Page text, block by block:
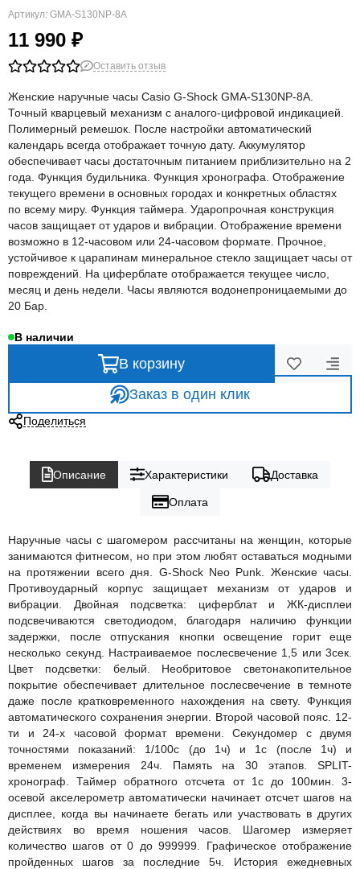
Артикул: GMA-S130NP-8A
11 990 ₽
Оставить отзыв
Женские наручные часы Casio G-Shock GMA-S130NP-8A.
Точный кварцевый механизм с аналого-цифровой индикацией.
Полимерный ремешок. После настройки автоматический
календарь всегда отображает точную дату. Аккумулятор
обеспечивает часы достаточным питанием приблизительно на 2
года. Функция будильника. Функция хронографа. Отображение
текущего времени в основных городах и конкретных областях
по всему миру. Функция таймера. Ударопрочная конструкция
часов защищает от ударов и вибрации. Отображение времени
возможно в 12-часовом или 24-часовом формате. Прочное,
устойчивое к царапинам минеральное стекло защищает часы от
повреждений. На циферблате отображается текущее число,
месяц и день недели. Часы являются водонепроницаемыми до
20 Бар.
В наличии
В корзину
Заказ в один клик
Поделиться
Описание Характеристики Доставка
Оплата
Наручные часы с шагомером рассчитаны на женщин, которые
занимаются фитнесом, но при этом любят оставаться модными
на протяжении всего дня. G-Shock Neo Punk. Женские часы.
Противоударный корпус защищает механизм от ударов и
вибрации. Двойная подcветка: циферблат и ЖК-дисплеи
подсвечиваются светодиодом, благодаря наличию функции
задержки, после отпускания кнопки освещение горит еще
несколько секунд. Настраиваемое послесвечение 1,5 или 3сек.
Цвет подсветки: белый. Необритовое светонакопительное
покрытие обеспечивает длительное послесвечение в темноте
даже после кратковременного нахождения на свету. Функция
автоматического сохранения энергии. Второй часовой пояс. 12-
ти и 24-х часовой формат времени. Секундомер с двумя
точностями показаний: 1/100с (до 1ч) и 1с (после 1ч) и
временем измерения 24ч. Память на 30 этапов. SPLIT-
хронограф. Таймер обратного отсчета от 1с до 100мин. 3-
осевой акселерометр автоматически начинает отсчет шагов на
дисплее, когда вы начинаете бегать или участвовать в других
действиях во время ношения часов. Шагомер измеряет
количество шагов от 0 до 999999. Графическое отображение
пройденных шагов за последние 5ч. История ежедневных